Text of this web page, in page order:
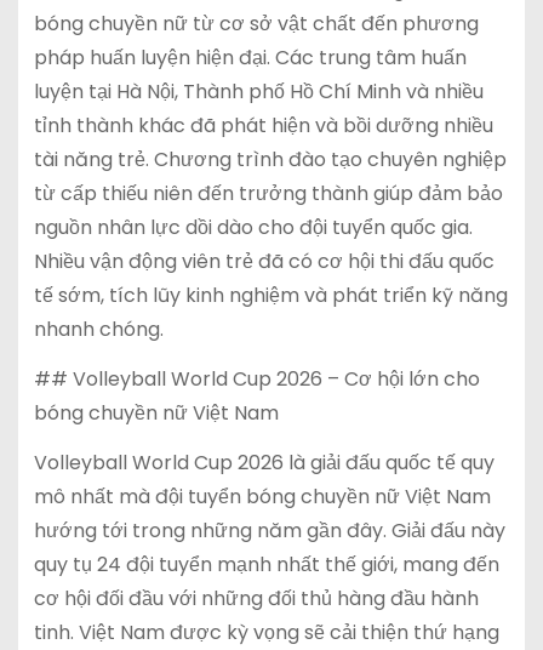
bóng chuyền nữ từ cơ sở vật chất đến phương
pháp huấn luyện hiện đại. Các trung tâm huấn
luyện tại Hà Nội, Thành phố Hồ Chí Minh và nhiều
tỉnh thành khác đã phát hiện và bồi dưỡng nhiều
tài năng trẻ. Chương trình đào tạo chuyên nghiệp
từ cấp thiếu niên đến trưởng thành giúp đảm bảo
nguồn nhân lực dồi dào cho đội tuyển quốc gia.
Nhiều vận động viên trẻ đã có cơ hội thi đấu quốc
tế sớm, tích lũy kinh nghiệm và phát triển kỹ năng
nhanh chóng.
## Volleyball World Cup 2026 – Cơ hội lớn cho
bóng chuyền nữ Việt Nam
Volleyball World Cup 2026 là giải đấu quốc tế quy
mô nhất mà đội tuyển bóng chuyền nữ Việt Nam
hướng tới trong những năm gần đây. Giải đấu này
quy tụ 24 đội tuyển mạnh nhất thế giới, mang đến
cơ hội đối đầu với những đối thủ hàng đầu hành
tinh. Việt Nam được kỳ vọng sẽ cải thiện thứ hạng